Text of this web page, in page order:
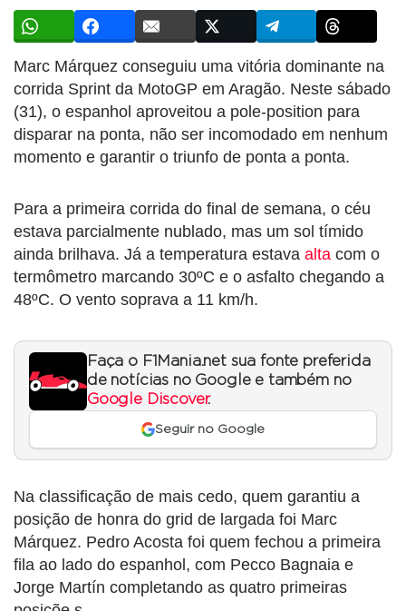
Marc Márquez conseguiu uma vitória dominante na
corrida Sprint da MotoGP em Aragão. Neste sábado
(31), o espanhol aproveitou a pole-position para
disparar na ponta, não ser incomodado em nenhum
momento e garantir o triunfo de ponta a ponta.
Para a primeira corrida do final de semana, o céu
estava parcialmente nublado, mas um sol tímido
ainda brilhava. Já a temperatura estava alta com o
termômetro marcando 30ºC e o asfalto chegando a
48ºC. O vento soprava a 11 km/h.
Faça o F1Mania.net sua fonte preferida
de notícias no Google e também no
Google Discover.
Seguir no Google
Na classificação de mais cedo, quem garantiu a
posição de honra do grid de largada foi Marc
Márquez. Pedro Acosta foi quem fechou a primeira
fila ao lado do espanhol, com Pecco Bagnaia e
Jorge Martín completando as quatro primeiras